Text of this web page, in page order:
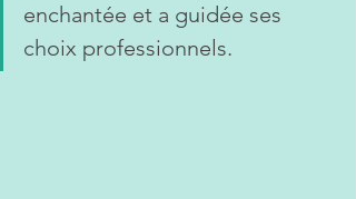
enchantée et a guidée ses
choix professionnels.